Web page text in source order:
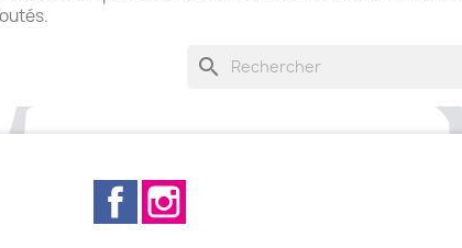
search
Facebook